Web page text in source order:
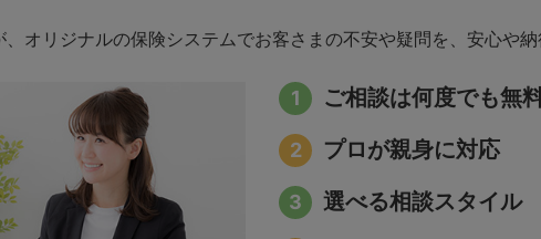
オリジナルの保険システムでお客さまの不安や疑問を、安心や納
ご相談は何度でも無
プロが親身に対応
選べる相談スタイル